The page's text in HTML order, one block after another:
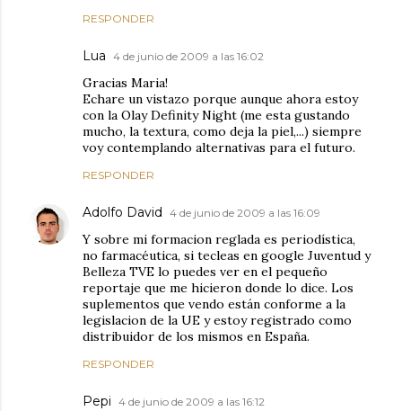
RESPONDER
Lua 4 de junio de 2009 a las 16:02
Gracias Maria!
Echare un vistazo porque aunque ahora estoy
con la Olay Definity Night (me esta gustando
mucho, la textura, como deja la piel,...) siempre
voy contemplando alternativas para el futuro.
RESPONDER
Adolfo David 4 de junio de 2009 a las 16:09
Y sobre mi formacion reglada es periodística,
no farmacéutica, si tecleas en google Juventud y
Belleza TVE lo puedes ver en el pequeño
reportaje que me hicieron donde lo dice. Los
suplementos que vendo están conforme a la
legislacion de la UE y estoy registrado como
distribuidor de los mismos en España.
RESPONDER
Pepi 4 de junio de 2009 a las 16:12